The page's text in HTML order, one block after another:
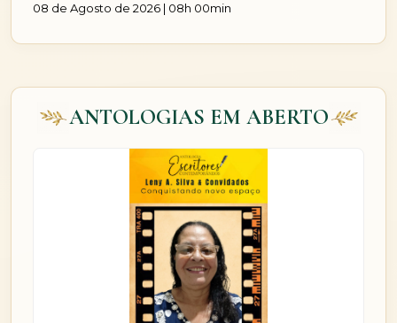
08 de Agosto de 2026 | 08h 00min
ANTOLOGIAS EM ABERTO